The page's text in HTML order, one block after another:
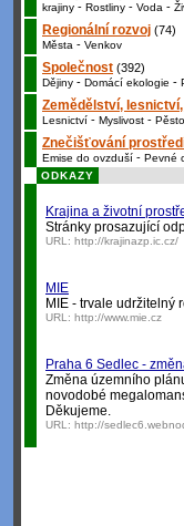
krajiny - Rostliny - Voda -
Regionální rozvoj (74)
Města - Venkov
Společnost (392)
Dějiny - Domácí ekologie -
Zemědělství,
Lesnictví - Myslivost -
Znečišťování
Emise do ovzduší - Pevné
ODKAZY
Krajina a životní
Stránky prosazující
URL: http://krajinazp.ic.cz/
MIE
MIE - trvale udržitelný
URL: http://www.mie.cz
Praha 6 Sedlec -
Změna územního
novodobé
Děkujeme.
URL: http://